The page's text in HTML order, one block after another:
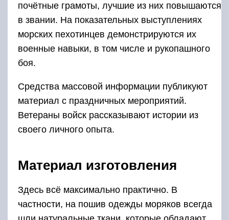
почётные грамоты, лучшие из них повышаются
в звании. На показательных выступлениях
морских пехотинцев демонстрируются их
военные навыки, в том числе и рукопашного
боя.
Средства массовой информации публикуют
материал с праздничных мероприятий.
Ветераны войск рассказывают истории из
своего личного опыта.
Материал изготовления
Здесь всё максимально практично. В
частности, на пошив одежды моряков всегда